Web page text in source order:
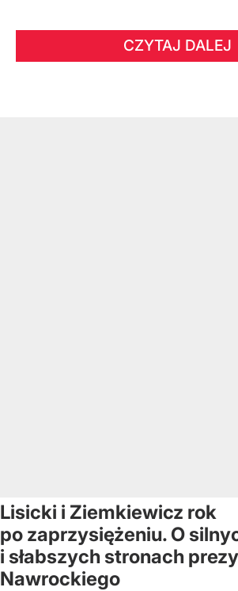
CZYTAJ DALEJ
Lisicki i Ziemkiewicz rok
po zaprzysiężeniu. O
i słabszych stronach
Nawrockiego